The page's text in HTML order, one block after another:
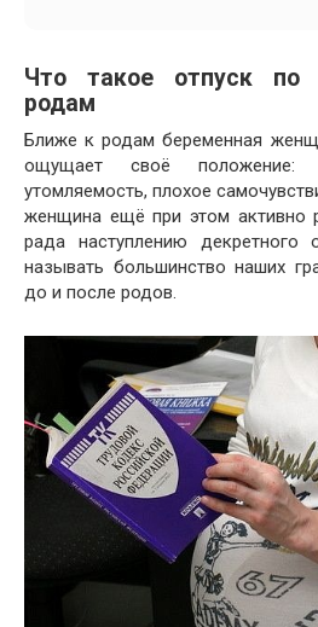
Что такое отпуск по
родам
Ближе к родам беременная
ощущает своё положение:
утомляемость, плохое
женщина ещё при этом активно
рада наступлению декретного
называть большинство наших
до и после родов.